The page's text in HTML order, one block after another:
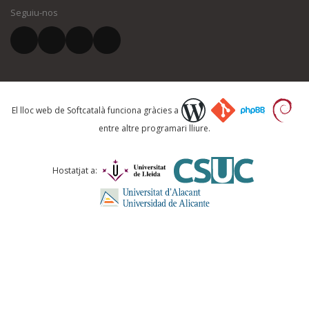
El vostre correu electrònic *
Què proposeu?
Comentari *
Seguiu-nos
El lloc web de Softcatalà funciona gràcies a
entre altre programari lliure.
Hostatjat a: